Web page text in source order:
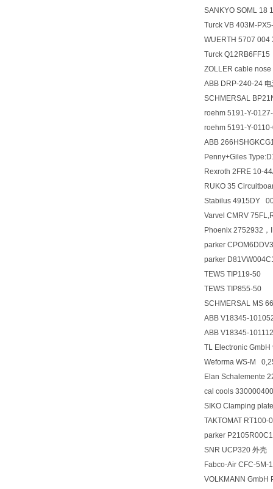
SANKYO SOML 18
Turck VB 403M-
WUERTH 5707 004
Turck Q12RB6FF15
ZOLLER cable
ABB DRP-240-24 电
SCHMERSAL
roehm 5191-Y-
roehm 5191-Y-
ABB
Penny+Giles
Rexroth 2FRE 10-
RUKO 35
Stabilus 4915DY
Varvel CMRV
Phoenix 2752932
parker
parker
TEWS TIP119-50
TEWS TIP855-50
SCHMERSAL MS
ABB V18345-
ABB V18345-
TL Electronic
Weforma WS-M
Elan Schalemente
cal cools
SIKO Clamping
TAKTOMAT
parker
SNR UCP320 外壳
Fabco-Air CFC-5M-
VOLKMANN GmbH